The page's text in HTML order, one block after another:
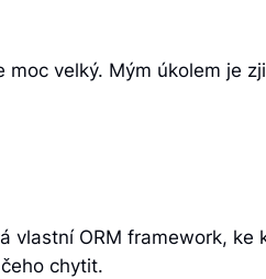
velký. Mým úkolem je
vlastní ORM framework,
chytit.